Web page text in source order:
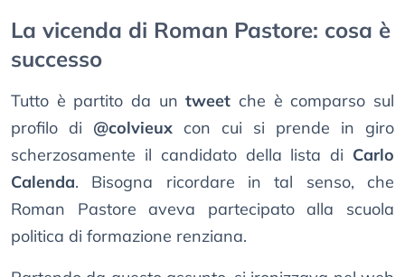
La vicenda di Roman Pastore: cosa è
successo
Tutto è partito da untweet che è comparso sul
profilo di @colvieux con cui si prende in giro
scherzosamente il candidato della lista di Carlo
Calenda. Bisogna ricordare in tal senso, che
Roman Pastore aveva partecipato alla scuola
politica di formazione renziana.